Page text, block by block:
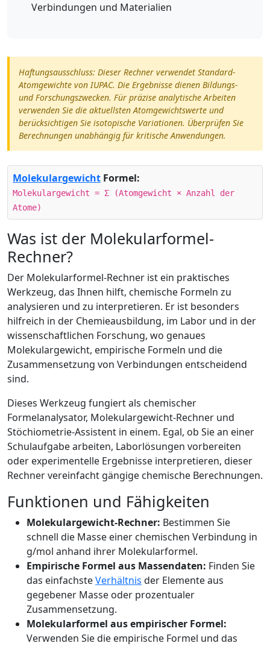
Verbindungen und Materialien
Haftungsausschluss: Dieser Rechner verwendet Standard-
Atomgewichte von IUPAC. Die Ergebnisse dienen Bildungs-
und Forschungszwecken. Für präzise analytische Arbeiten
verwenden Sie die aktuellsten Atomgewichtswerte und
berücksichtigen Sie isotopische Variationen. Überprüfen Sie
Berechnungen unabhängig für kritische Anwendungen.
Molekulargewicht Formel:
Molekulargewicht = Σ (Atomgewicht × Anzahl der
Atome)
Was ist der Molekularformel-
Rechner?
Der Molekularformel-Rechner ist ein praktisches
Werkzeug, das Ihnen hilft, chemische Formeln zu
analysieren und zu interpretieren. Er ist besonders
hilfreich in der Chemieausbildung, im Labor und in der
wissenschaftlichen Forschung, wo genaues
Molekulargewicht, empirische Formeln und die
Zusammensetzung von Verbindungen entscheidend
sind.
Dieses Werkzeug fungiert als chemischer
Formelanalysator, Molekulargewicht-Rechner und
Stöchiometrie-Assistent in einem. Egal, ob Sie an einer
Schulaufgabe arbeiten, Laborlösungen vorbereiten
oder experimentelle Ergebnisse interpretieren, dieser
Rechner vereinfacht gängige chemische Berechnungen.
Funktionen und Fähigkeiten
Molekulargewicht-Rechner: Bestimmen Sie
schnell die Masse einer chemischen Verbindung in
g/mol anhand ihrer Molekularformel.
Empirische Formel aus Massendaten: Finden Sie
das einfachsteVerhältnis der Elemente aus
gegebener Masse oder prozentualer
Zusammensetzung.
Molekularformel aus empirischer Formel:
Verwenden Sie die empirische Formel und das